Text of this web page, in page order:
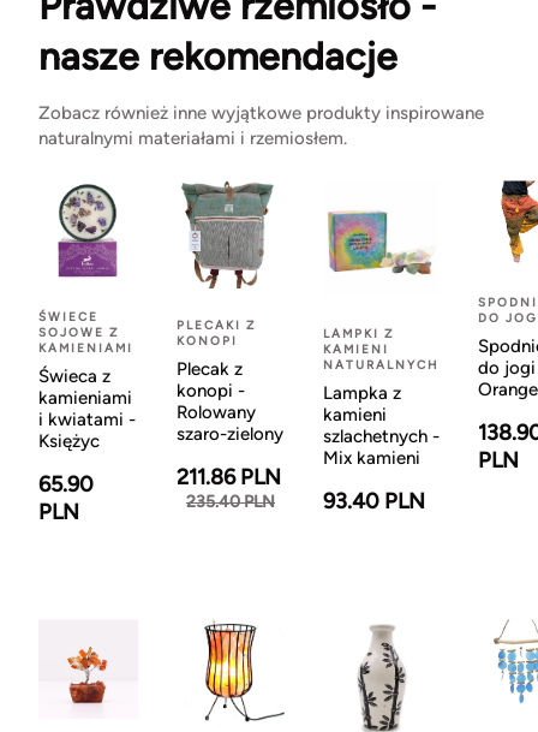
nasze rekomendacje
Zobacz również inne wyjątkowe produkty inspirowane
naturalnymi materiałami i rzemiosłem.
ŚWIECE
SOJOWE Z
KAMIENIAMI
Świeca z
kamieniami
i kwiatami -
Księżyc
65.90
PLN
PLECAKI Z
KONOPI
Plecak z
konopi -
Rolowany
szaro-zielony
211.86 PLN
235.40 PLN
LAMPKI Z
KAMIENI
NATURALNYCH
Lampka z
kamieni
szlachetnych -
Mix kamieni
93.40 PLN
DO
do
Orange
PLN